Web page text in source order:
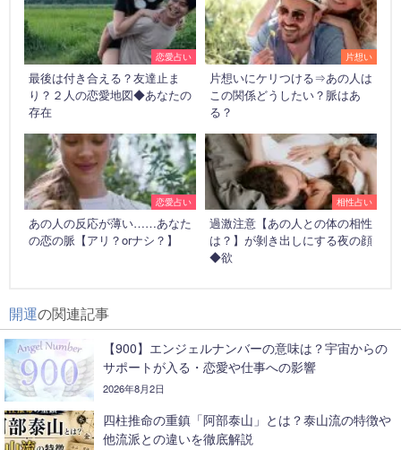
恋愛占い
最後は付き合える？友達止ま
り？２人の恋愛地図◆あなたの
存在
片想い
片想いにケリつける⇒あの人は
この関係どうしたい？脈はあ
る？
恋愛占い
あの人の反応が薄い……あなた
の恋の脈【アリ？orナシ？】
相性占い
過激注意【あの人との体の相性
は？】が剝き出しにする夜の顔
◆欲
開運の関連記事
【900】エンジェルナンバーの意味は？宇宙からの
サポートが入る・恋愛や仕事への影響
2026年8月2日
四柱推命の重鎮「阿部泰山」とは？泰山流の特徴や
他流派との違いを徹底解説